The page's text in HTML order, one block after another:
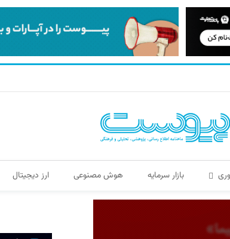
بازار سرمایه هوش مصنوعی ارز دیجیتال